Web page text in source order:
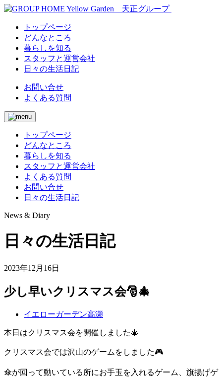
トップページ
どんなところ
暮らしを知る
スタッフと運営会社
日々の生活日記
お問い合せ
よくある質問
トップページ
どんなところ
暮らしを知る
スタッフと運営会社
よくある質問
お問い合せ
日々の生活日記
News & Diary
日々の生活日記
2023年12月16日
少し早いクリスマス会🎅🎄
イエローガーデン高瀬
本日はクリスマス会を開催しました🎄
クリスマス会では沢山のゲームをしました🎮
傘が回って動いている所にお手玉を入れるゲーム、旗揚げゲ